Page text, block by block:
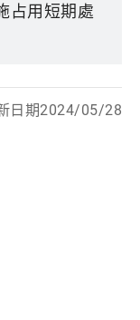
占用短期處
日期2024/05/28